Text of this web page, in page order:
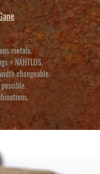
metals.
= NAHTLOS.
changeable.